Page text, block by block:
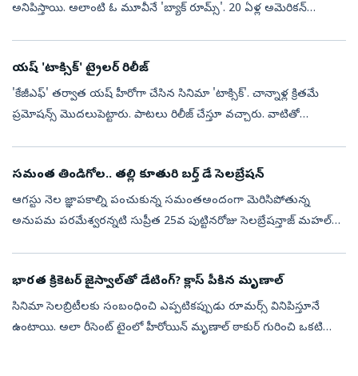
అనిపిస్తాయి. అలాంటి ఓ మూవీనే 'బ్యాక్ రూమ్స్'. 20 ఏళ్ల అమెరికన్
యష్ 'టాక్సిక్' ట్రైలర్ రిలీజ్
'కేజీఎఫ్' తర్వాత యష్ హీరోగా చేసిన సినిమా 'టాక్సిక్'. చాన్నాళ్ల క్రితమే
ప్రమోషన్స్ మొదలుపెట్టారు. పాటలు రిలీజ్ చేస్తూ వచ్చారు. వాటితో
సమంత తిండిగోల.. తల్లి కూతురి బర్త్ డే సెలబ్రేషన్
ఆగస్టు నెల జ్ఞాపకాల్ని పంచుకున్న సమంతఅందంగా మెరిసిపోతున్న
అనుపమ పరమేశ్వరన్నటి సుప్రీత 25వ పుట్టినరోజు సెలబ్రేషన్తాజ్ మహల్
భారత క్రికెటర్ జైస్వాల్‌తో డేటింగ్? క్లాస్ పీకిన మృణాల్
సినిమా సెలబ్రిటీలకు సంబంధించి ఎప్పటికప్పుడు రూమర్స్ వినిపిస్తూనే
ఉంటాయి. అలా రీసెంట్ టైంలో హీరోయిన్ మృణాల్ ఠాకుర్ గురించి ఒకటి